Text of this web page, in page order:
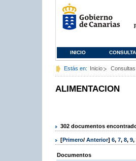
INICIO CONSULTA
Estás en: Inicio Consultas
ALIMENTACION
302 documentos
[Primero/ Anterior] 6, 7, 8, 9,
Documentos